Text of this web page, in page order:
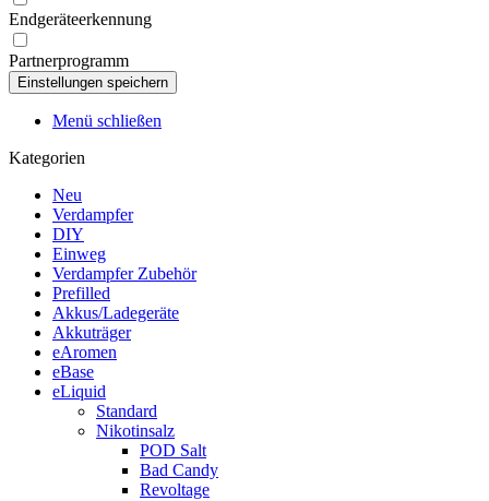
Endgeräteerkennung
Partnerprogramm
Menü schließen
Kategorien
Neu
Verdampfer
DIY
Einweg
Verdampfer Zubehör
Prefilled
Akkus/Ladegeräte
Akkuträger
eAromen
eBase
eLiquid
Standard
Nikotinsalz
POD Salt
Bad Candy
Revoltage